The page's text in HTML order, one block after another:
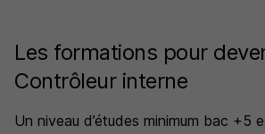
Les formations pour
Contrôleur interne
Un niveau d’études minimum bac +5